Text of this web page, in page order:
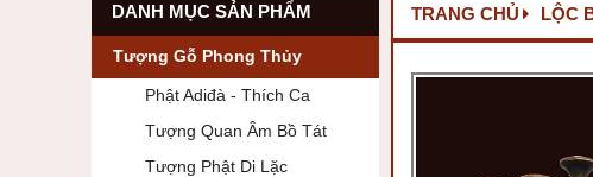
DANH MỤC SẢN PHẨM
Tượng Gỗ Phong Thủy
Phật Adiđà - Thích Ca
Tượng Quan Âm Bồ Tát
Tượng Phật Di Lặc
TRANG CHỦ LỘC